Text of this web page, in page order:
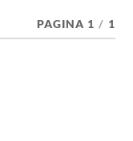
PAGINA 1 / 1